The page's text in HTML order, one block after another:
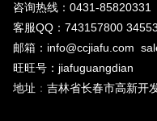
咨询热线：0431-85820331
客服QQ：743157800
邮箱：info@ccjiafu.com
旺旺号：jiafuguangdian
地址 ： 吉林省长春市高新开